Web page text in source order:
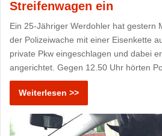
Streifenwagen ein
Ein 25-Jähriger Werdohler hat gestern
der Polizeiwache mit einer Eisenkette
private Pkw eingeschlagen und dabei
angerichtet. Gegen 12.50 Uhr hörten
Weiterlesen >>